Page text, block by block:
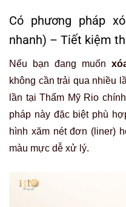
Có phương pháp
nhanh) – Tiết kiệm
Nếu bạn đang muốn
không cần trải qua nhiều
lần tại Thẩm Mỹ Rio
pháp này đặc biệt phù
hình xăm nét đơn (liner)
màu mực dễ xử lý.